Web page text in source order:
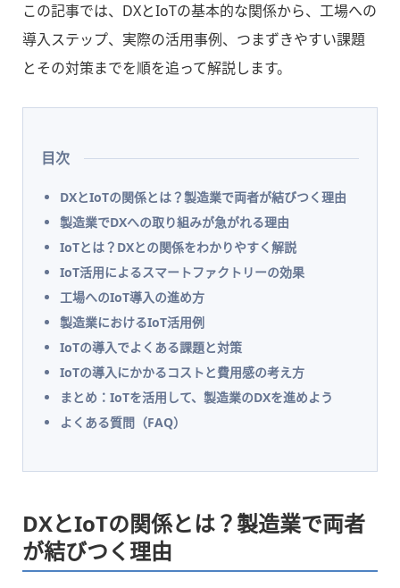
この記事では、DXとIoTの基本的な関係から、工場への
導入ステップ、実際の活用事例、つまずきやすい課題
とその対策までを順を追って解説します。
目次
DXとIoTの関係とは？製造業で両者が結びつく理由
製造業でDXへの取り組みが急がれる理由
IoTとは？DXとの関係をわかりやすく解説
IoT活用によるスマートファクトリーの効果
工場へのIoT導入の進め方
製造業におけるIoT活用例
IoTの導入でよくある課題と対策
IoTの導入にかかるコストと費用感の考え方
まとめ：IoTを活用して、製造業のDXを進めよう
よくある質問（FAQ）
DXとIoTの関係とは？製造業で両者
が結びつく理由